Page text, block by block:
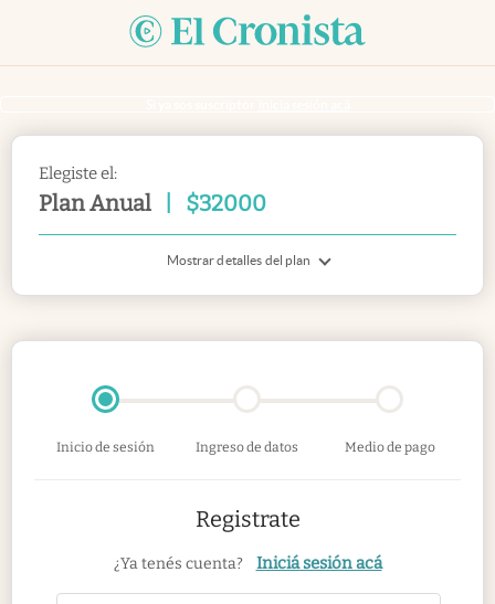
Elegiste el:
Plan Anual $32000
Mostrar detalles del plan
Inicio de sesión Ingreso de datos Medio de pago
Registrate
¿Ya tenés cuenta? Iniciá sesión acá